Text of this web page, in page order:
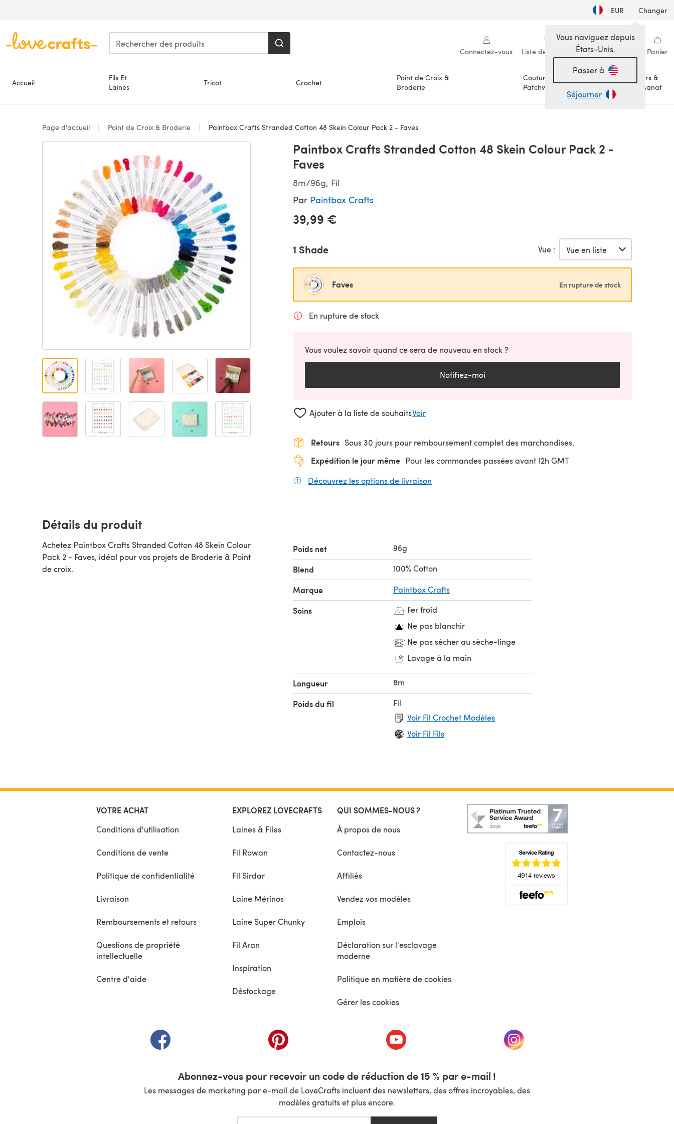
EUR | Changer
Connectez-vous Liste de souhaits Ma bibliothèque Panier
Accueil
Fils Et
Laines
Tricot Crochet
Point de Croix &
Broderie
Couture &
Patchwork
Loisirs &
Artisanat
Vous naviguez depuis
États-Unis.
Passer à
Séjourner
Page d'accueil Point de Croix & Broderie Paintbox Crafts Stranded Cotton 48 Skein Colour Pack 2 - Faves
Paintbox Crafts Stranded Cotton 48 Skein Colour Pack 2 -
Faves
8m/96g, Fil
Par Paintbox Crafts
39,99 €
1 Shade Vue :
Faves En rupture de stock
En rupture de stock
Vous voulez savoir quand ce sera de nouveau en stock ?
Notifiez-moi
Ajouter à la liste de souhaitsVoir
Retours Sous 30 jours pour remboursement complet des marchandises.
Expédition le jour même Pour les commandes passées avant 12h GMT
Découvrez les options de livraison
Détails du produit
Achetez Paintbox Crafts Stranded Cotton 48 Skein Colour
Pack 2 - Faves, idéal pour vos projets de Broderie & Point
de croix.
Poids net 96g
Blend 100% Cotton
Marque Paintbox Crafts
Soins
Fer froid
Ne pas blanchir
Ne pas sécher au sèche-linge
Lavage à la main
Longueur 8m
Poids du fil
Fil
Voir Fil Crochet Modèles
Voir Fil Fils
VOTRE ACHAT
Conditions d'utilisation
Conditions de vente
Politique de confidentialité
Livraison
Remboursements et retours
Questions de propriété
intellectuelle
Centre d'aide
EXPLOREZ LOVECRAFTS
Laines & Files
Fil Rowan
Fil Sirdar
Laine Mérinos
Laine Super Chunky
Fil Aran
Inspiration
Déstockage
QUI SOMMES-NOUS ?
À propos de nous
Contactez-nous
Affiliés
Vendez vos modèles
Emplois
Déclaration sur l'esclavage
moderne
Politique en matière de cookies
Gérer les cookies
(s'ouvre dans un nouvel onglet) (s'ouvre dans un nouvel onglet) (s'ouvre dans un nouvel onglet) (s'ouvre dans un nouvel onglet)
Abonnez-vous pour recevoir un code de réduction de 15 % par e-mail !
Les messages de marketing par e-mail de LoveCrafts incluent des newsletters, des offres incroyables, des
modèles gratuits et plus encore.